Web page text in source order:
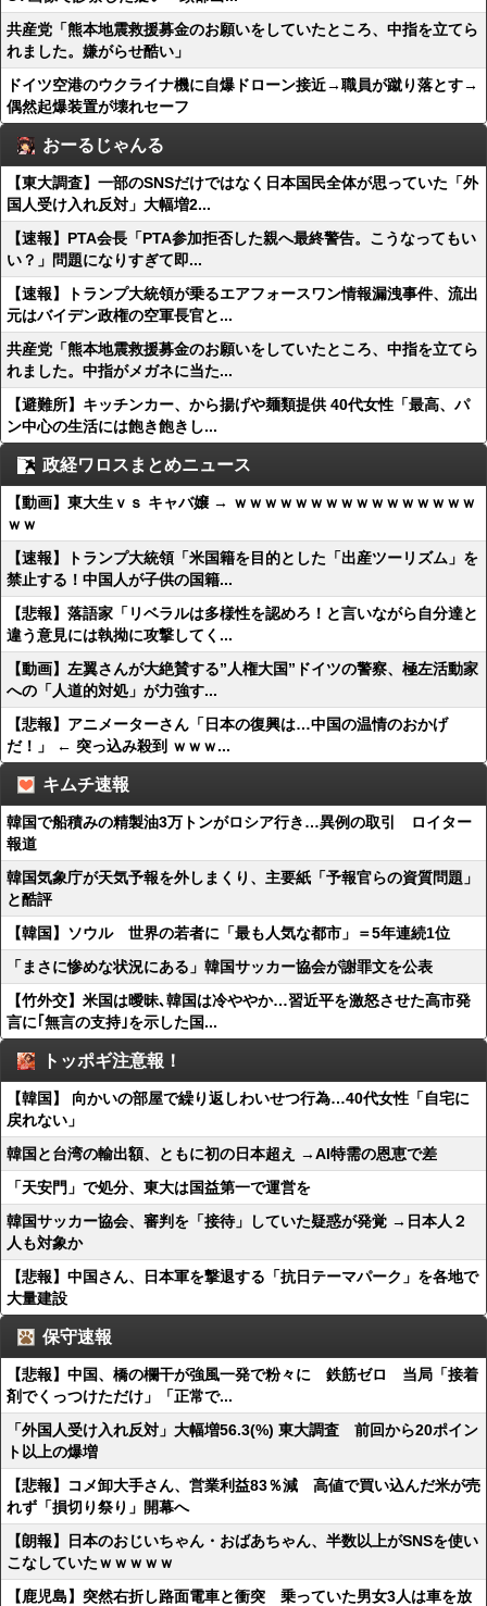
共産党「熊本地震救援募金のお願いをしていたところ、中指を立てら
れました。嫌がらせ酷い」
ドイツ空港のウクライナ機に自爆ドローン接近→職員が蹴り落とす→
偶然起爆装置が壊れセーフ
おーるじゃんる
【東大調査】一部のSNSだけではなく日本国民全体が思っていた「外
国人受け入れ反対」大幅増2...
【速報】PTA会長「PTA参加拒否した親へ最終警告。こうなってもい
い？」問題になりすぎて即...
【速報】トランプ大統領が乗るエアフォースワン情報漏洩事件、流出
元はバイデン政権の空軍長官と...
共産党「熊本地震救援募金のお願いをしていたところ、中指を立てら
れました。中指がメガネに当た...
【避難所】キッチンカー、から揚げや麺類提供 40代女性「最高、パ
ン中心の生活には飽き飽きし...
政経ワロスまとめニュース
【動画】東大生ｖｓ キャバ嬢 → ｗｗｗｗｗｗｗｗｗｗｗｗｗｗｗｗ
ｗｗ
【速報】トランプ大統領「米国籍を目的とした「出産ツーリズム」を
禁止する！中国人が子供の国籍...
【悲報】落語家「リベラルは多様性を認めろ！と言いながら自分達と
違う意見には執拗に攻撃してく...
【動画】左翼さんが大絶賛する”人権大国”ドイツの警察、極左活動家
への「人道的対処」が力強す...
【悲報】アニメーターさん「日本の復興は…中国の温情のおかげ
だ！」 ← 突っ込み殺到 ｗｗｗ...
キムチ速報
韓国で船積みの精製油3万トンがロシア行き…異例の取引 ロイター
報道
韓国気象庁が天気予報を外しまくり、主要紙「予報官らの資質問題」
と酷評
【韓国】ソウル 世界の若者に「最も人気な都市」＝5年連続1位
「まさに惨めな状況にある」韓国サッカー協会が謝罪文を公表
【竹外交】米国は曖昧､韓国は冷ややか…習近平を激怒させた高市発
言に｢無言の支持｣を示した国...
トッポギ注意報！
【韓国】 向かいの部屋で繰り返しわいせつ行為…40代女性「自宅に
戻れない」
韓国と台湾の輸出額、ともに初の日本超え →AI特需の恩恵で差
「天安門」で処分、東大は国益第一で運営を
韓国サッカー協会、審判を「接待」していた疑惑が発覚 →日本人２
人も対象か
【悲報】中国さん、日本軍を撃退する「抗日テーマパーク」を各地で
大量建設
保守速報
【悲報】中国、橋の欄干が強風一発で粉々に 鉄筋ゼロ 当局「接着
剤でくっつけただけ」「正常で...
「外国人受け入れ反対」大幅増56.3(%) 東大調査 前回から20ポイン
ト以上の爆増
【悲報】コメ卸大手さん、営業利益83％減 高値で買い込んだ米が売
れず「損切り祭り」開幕へ
【朗報】日本のおじいちゃん・おばあちゃん、半数以上がSNSを使い
こなしていたｗｗｗｗｗ
【鹿児島】突然右折し路面電車と衝突 乗っていた男女3人は車を放